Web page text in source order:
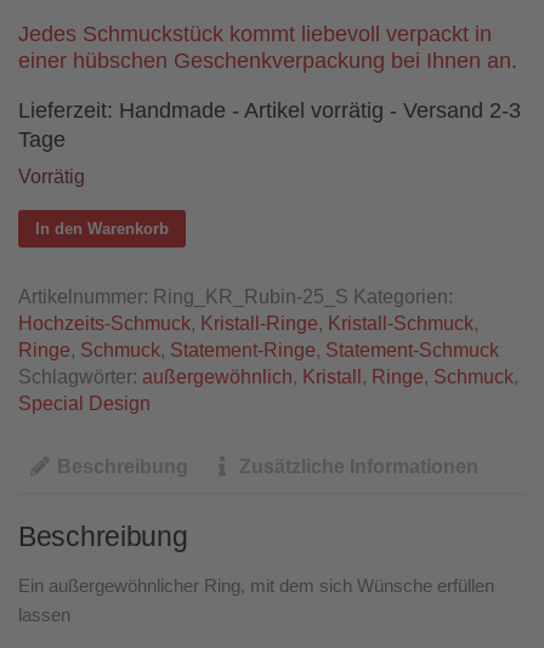
Jedes Schmuckstück kommt liebevoll verpackt in
einer hübschen Geschenkverpackung bei Ihnen an.
Lieferzeit: Handmade - Artikel vorrätig - Versand 2-3
Tage
Vorrätig
In den Warenkorb
Artikelnummer: Ring_KR_Rubin-25_S Kategorien:
Hochzeits-Schmuck, Kristall-Ringe, Kristall-Schmuck,
Ringe, Schmuck, Statement-Ringe, Statement-Schmuck
Schlagwörter: außergewöhnlich, Kristall , Ringe, Schmuck,
Special Design
Beschreibung Zusätzliche Informationen
Beschreibung
Ein außergewöhnlicher Ring, mit dem sich Wünsche erfüllen
lassen